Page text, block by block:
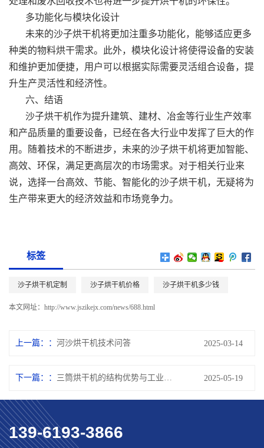
多功能化与模块化设计
未来的沙子烘干机将更加注重多功能化，能够适应更多
种类的物料烘干需求。此外，模块化设计将使得设备的安装
和维护更加便捷，用户可以根据实际需要灵活组合设备，提
升生产灵活性和经济性。
六、结语
沙子烘干机作为提升建筑、建材、冶金等行业生产效率
和产品质量的重要设备，已经在各大行业中发挥了巨大的作
用。随着技术的不断进步，未来的沙子烘干机将更加智能、
高效、环保，满足更高层次的市场需求。对于相关行业来
说，选择一台高效、节能、智能化的沙子烘干机，无疑将为
生产带来更大的经济效益和市场竞争力。
标签
沙子烘干机定制 沙子烘干机价格 沙子烘干机多少钱
本文网址： http://www.jszikejx.com/news/688.html
上一篇： 河沙烘干机技术问答 2025-03-14
下一篇： 三筒烘干机的结构优势与工业应用前景分析 2025-05-19
139-6193-3866